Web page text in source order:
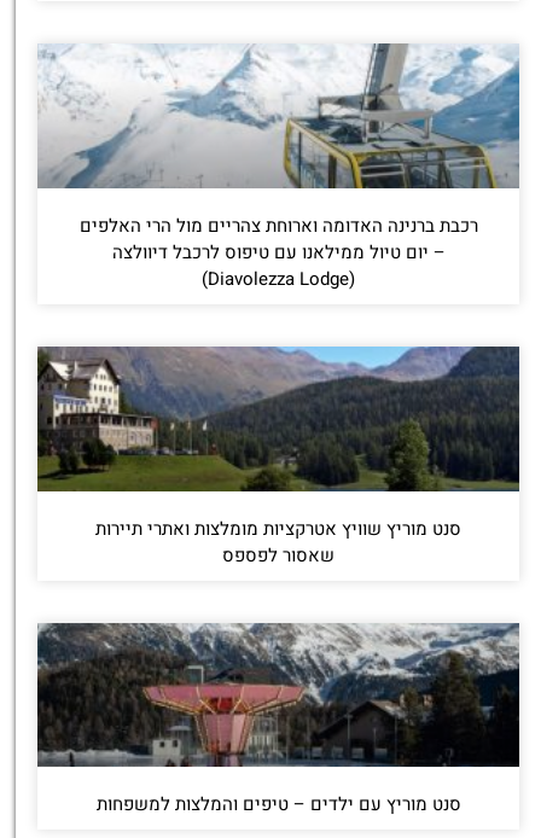
רכבת ברנינה האדומה וארוחת צהריים מול הרי האלפים
– יום טיול ממילאנו עם טיפוס לרכבל דיוולצה
(Diavolezza Lodge)
סנט מוריץ שוויץ אטרקציות מומלצות ואתרי תיירות
שאסור לפספס
סנט מוריץ עם ילדים – טיפים והמלצות למשפחות